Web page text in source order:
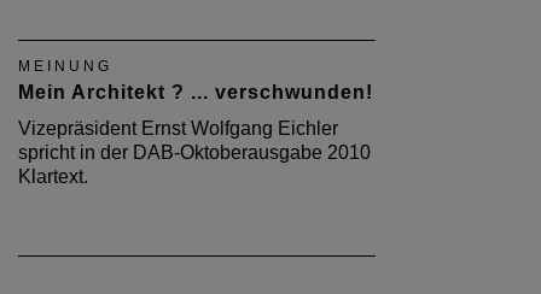
MEINUNG
Mein Architekt ? ... verschwunden!
Vizepräsident Ernst Wolfgang Eichler
spricht in der DAB-Oktoberausgabe 2010
Klartext.